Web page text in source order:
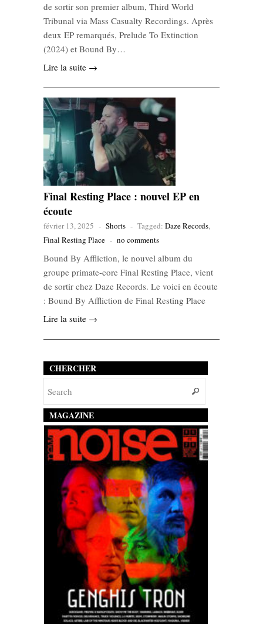
de sortir son premier album, Third World
Tribunal via Mass Casualty Recordings. Après
deux EP remarqués, Prelude To Extinction
(2024) et Bound By…
Lire la suite →
Final Resting Place : nouvel EP en
écoute
février 13, 2025 - Shorts - Tagged: Daze Records,
Final Resting Place - no comments
Bound By Affliction, le nouvel album du
groupe primate-core Final Resting Place, vient
de sortir chez Daze Records. Le voici en écoute
: Bound By Affliction de Final Resting Place
Lire la suite →
CHERCHER
MAGAZINE